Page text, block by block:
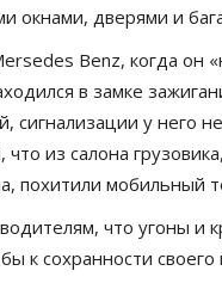
окнами, дверями и
Benz, когда
в замке
сигнализации у него
из салона
похитили мобильный
что угоны и
к сохранности